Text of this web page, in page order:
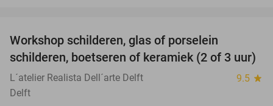
Workshop schilderen, glas of porselein
schilderen, boetseren of keramiek (2 of 3 uur)
L´atelier Realista Dell´arte Delft 9.5 star
Delft